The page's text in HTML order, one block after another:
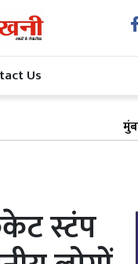
Us
मुंबई में
स्टंप